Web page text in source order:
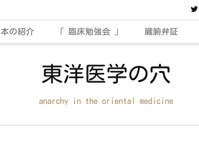
本の紹介 「 臨床勉強会 」 臓腑弁証
東洋医学の穴
anarchy in the oriental medicine